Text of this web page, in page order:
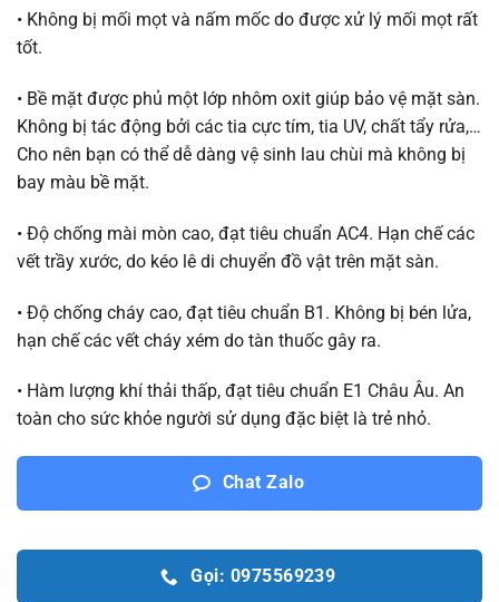
• Không bị mối mọt và nấm mốc do được xử lý mối mọt rất
tốt.
• Bề mặt được phủ một lớp nhôm oxit giúp bảo vệ mặt sàn.
Không bị tác động bởi các tia cực tím, tia UV, chất tẩy rửa,…
Cho nên bạn có thể dễ dàng vệ sinh lau chùi mà không bị
bay màu bề mặt.
• Độ chống mài mòn cao, đạt tiêu chuẩn AC4. Hạn chế các
vết trầy xước, do kéo lê di chuyển đồ vật trên mặt sàn.
• Độ chống cháy cao, đạt tiêu chuẩn B1. Không bị bén lửa,
hạn chế các vết cháy xém do tàn thuốc gây ra.
• Hàm lượng khí thải thấp, đạt tiêu chuẩn E1 Châu Âu. An
toàn cho sức khỏe người sử dụng đặc biệt là trẻ nhỏ.
Chat Zalo
Gọi: 0975569239